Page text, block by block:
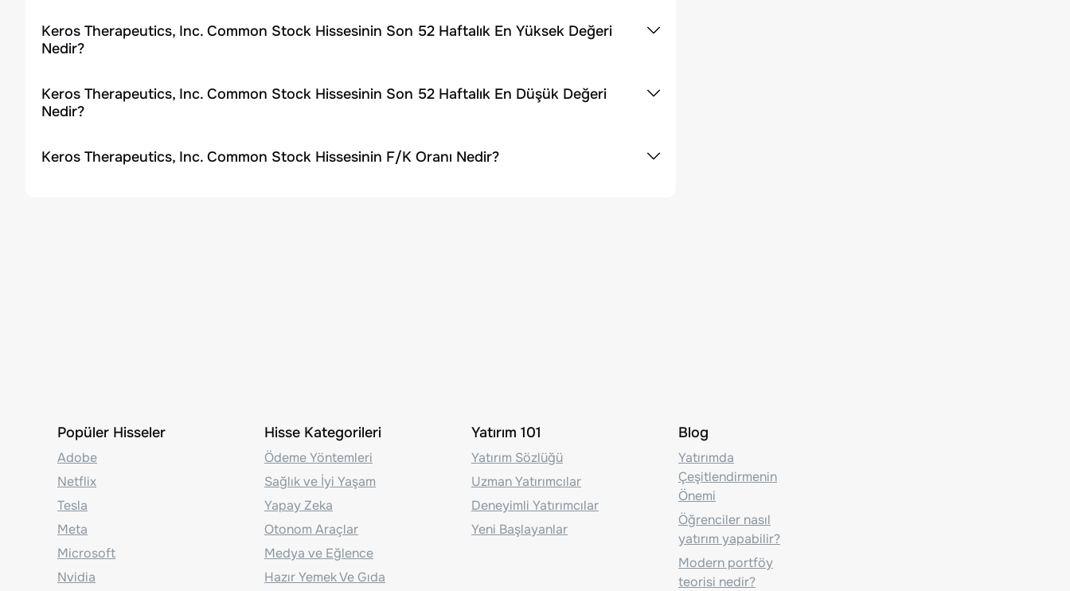
Keros Therapeutics, Inc. Common Stock Hissesinin Son 52 Haftalık En Yüksek Değeri
Nedir?
Keros Therapeutics, Inc. Common Stock Hissesinin Son 52 Haftalık En Düşük Değeri
Nedir?
Keros Therapeutics, Inc. Common Stock Hissesinin F/K Oranı Nedir?
Popüler Hisseler
Adobe
Netflix
Tesla
Meta
Microsoft
Nvidia
Hisse Kategorileri
Ödeme Yöntemleri
Sağlık ve İyi Yaşam
Yapay Zeka
Otonom Araçlar
Medya ve Eğlence
Hazır Yemek Ve Gıda
Yatırım 101
Yatırım Sözlüğü
Uzman Yatırımcılar
Deneyimli Yatırımcılar
Yeni Başlayanlar
Blog
Yatırımda
Çeşitlendirmenin
Önemi
Öğrenciler nasıl
yatırım yapabilir?
Modern portföy
teorisi nedir?